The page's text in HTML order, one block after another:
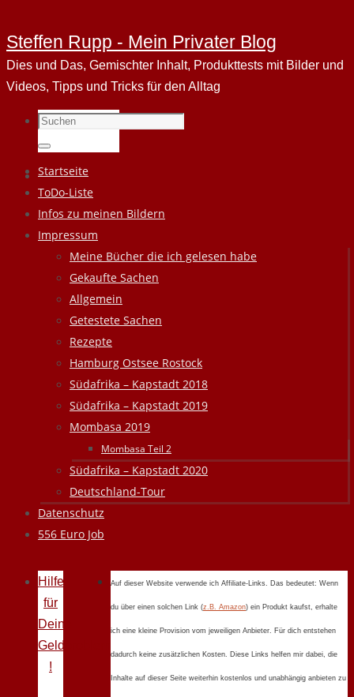
Steffen Rupp - Mein Privater Blog
Dies und Das, Gemischter Inhalt, Produkttests mit Bilder und
Videos, Tipps und Tricks für den Alltag
Suchen
nach:
Suchen
Zum
Inhalt
springen
Startseite
ToDo-Liste
Infos zu meinen Bildern
Impressum
Meine Bücher die ich gelesen habe
Gekaufte Sachen
Allgemein
Getestete Sachen
Rezepte
Hamburg Ostsee Rostock
Südafrika – Kapstadt 2018
Südafrika – Kapstadt 2019
Mombasa 2019
Mombasa Teil 2
Südafrika – Kapstadt 2020
Deutschland-Tour
Datenschutz
556 Euro Job
Hilfe
für
Deine
Geldprobleme
!
Auf dieser Website verwende ich Affiliate-Links. Das bedeutet: Wenn
du über einen solchen Link (z.B. Amazon) ein Produkt kaufst, erhalte
ich eine kleine Provision vom jeweiligen Anbieter. Für dich entstehen
dadurch keine zusätzlichen Kosten. Diese Links helfen mir dabei, die
Inhalte auf dieser Seite weiterhin kostenlos und unabhängig anbieten zu